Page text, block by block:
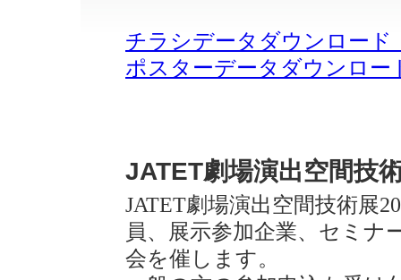
チラシデータダウンロード
ポスターデータダウンロー
JATET劇場演出空間技
JATET劇場演出空間技術展
員、展示参加企業、セミナ
会を催します。